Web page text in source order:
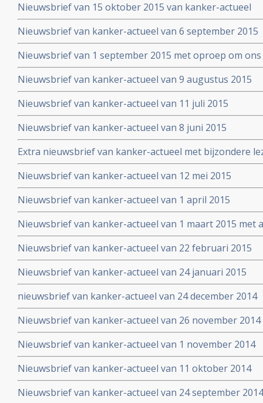
Nieuwsbrief van 15 oktober 2015 van kanker-actueel
Nieuwsbrief van kanker-actueel van 6 september 2015
Nieuwsbrief van 1 september 2015 met oproep om
Nieuwsbrief van kanker-actueel van 9 augustus 2015
Nieuwsbrief van kanker-actueel van 11 juli 2015
Nieuwsbrief van kanker-actueel van 8 juni 2015
Extra nieuwsbrief van kanker-actueel met bijzondere
Truth about cancer: Step outside the box op 25 mei
symposium
Nieuwsbrief van kanker-actueel van 12 mei 2015
Nieuwsbrief van kanker-actueel van 1 april 2015
Nieuwsbrief van kanker-actueel van 1 maart 2015 met
wetenschappelijk bewezen niet-toxische middelen en
Nieuwsbrief van kanker-actueel van 22 februari 2015
Nieuwsbrief van kanker-actueel van 24 januari 2015
nieuwsbrief van kanker-actueel van 24 december 2014
Nieuwsbrief van kanker-actueel van 26 november 2014
Nieuwsbrief van kanker-actueel van 1 november 2014
Nieuwsbrief van kanker-actueel van 11 oktober 2014
Nieuwsbrief van kanker-actueel van 24 september 2014